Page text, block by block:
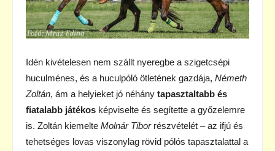
Idén kivételesen nem szállt nyeregbe a szigetcsépi
huculménes, és a huculpóló ötletének gazdája, Németh
Zoltán, ám a helyieket jó néhány tapasztaltabb és
fiatalabb játékos képviselte és segítette a győzelemre
is. Zoltán kiemelte Molnár Tiborrészvételét – az ifjú és
tehetséges lovas viszonylag rövid pólós tapasztalattal a